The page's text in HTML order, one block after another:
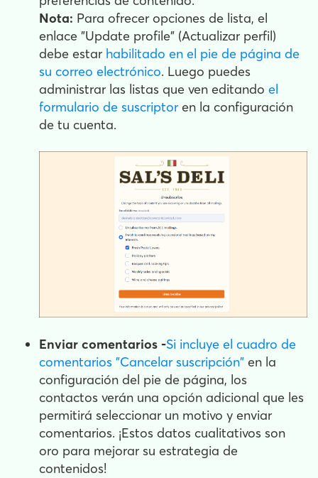
Nota: Para ofrecer opciones de lista, el
enlace "Update profile" (Actualizar perfil)
debe estar habilitado en el pie de página de
su correo electrónico. Luego puedes
administrar las listas que ven editando el
formulario de suscriptor en la configuración
de tu cuenta.
Enviar comentarios -Si incluye el cuadro de
comentarios "Cancelar suscripción" en la
configuración del pie de página, los
contactos verán una opción adicional que les
permitirá seleccionar un motivo y enviar
comentarios. ¡Estos datos cualitativos son
oro para mejorar su estrategia de
contenidos!